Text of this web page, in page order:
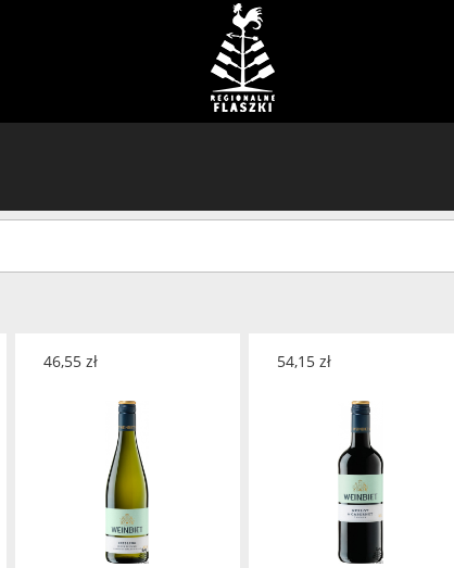
46,55 zł 54,15 zł